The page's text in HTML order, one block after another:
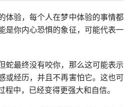
体验，每个人在梦中体验的事情都
是你内心恐惧的象征，可能代表一
蛇最终没有咬你，那么这可能表示
或经历，并且不再害怕它。这也可
中，已经变得更强大和自信。